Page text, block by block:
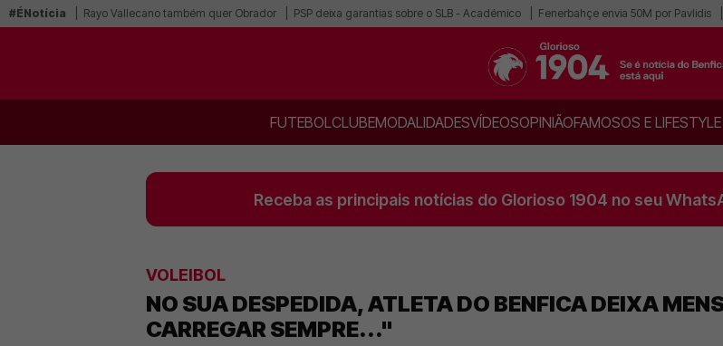
#ÉNotícia Rayo Vallecano também quer Obrador PSP deixa garantias sobre o SLB - Académico Fenerbahçe envia 50M por Pavlidis
FUTEBOLCLUBEMODALIDADESVÍDEOSOPINIÃOFAMOSOS E LIFESTYLE
Receba as principais notícias do Glorioso 1904 no seu
VOLEIBOL
NO SUA DESPEDIDA, ATLETA DO BENFICA DEIXA
CARREGAR SEMPRE..."